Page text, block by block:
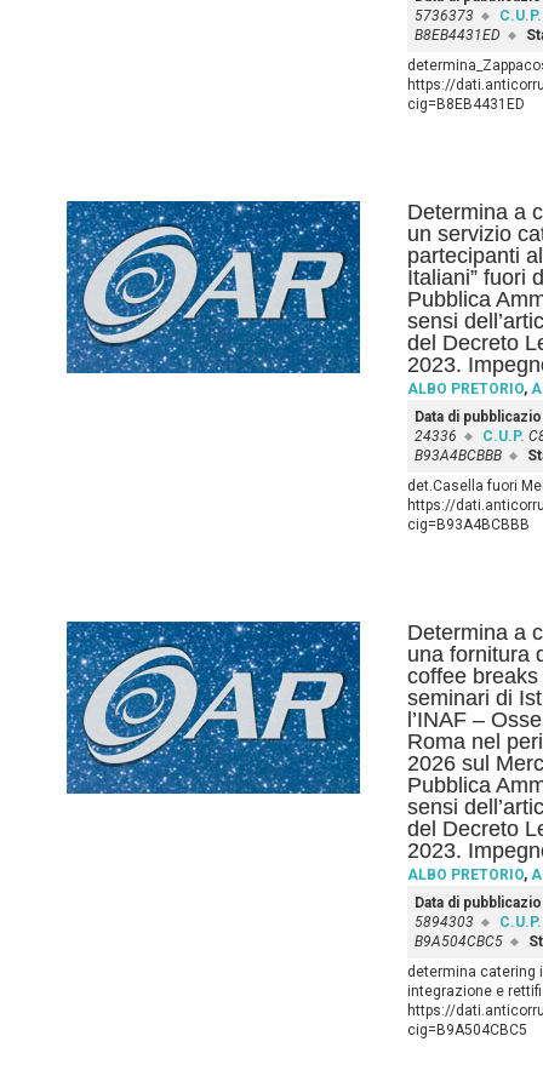
5736373
C.U.P.
B8EB4431ED
https://
cig=B8EB4431ED
Determina a
un servizio
partecipanti
Italiani” fuori
Pubblica
sensi
del Decreto
2023.
ALBO PRETORIO,
Data di
24336
C.U.P.
B93A4BCBBB
det.Casella fuori
https://
cig=B93A4BCBBB
Determina a
una fornitura
coffee
seminari di
l’INAF –
Roma nel
2026 sul
Pubblica
sensi
del Decreto
2023.
ALBO PRETORIO,
Data di
5894303
C.U.P.
B9A504CBC5
determina catering
integrazione e
https://
cig=B9A504CBC5